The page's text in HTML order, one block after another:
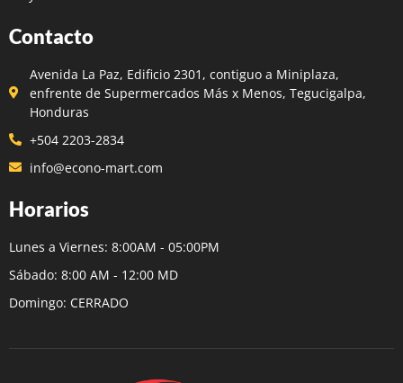
Contacto
Avenida La Paz, Edificio 2301, contiguo a Miniplaza,
enfrente de Supermercados Más x Menos, Tegucigalpa,
Honduras
+504 2203-2834
info@econo-mart.com
Horarios
Lunes a Viernes: 8:00AM - 05:00PM
Sábado: 8:00 AM - 12:00 MD
Domingo: CERRADO